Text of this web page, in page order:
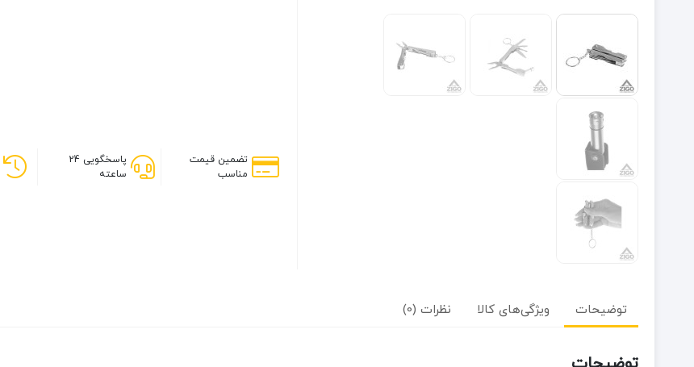
تضمین قیمت
مناسب
پاسخگویی 24
ساعته
توضیحات ویژگی‌های کالا نظرات (0)